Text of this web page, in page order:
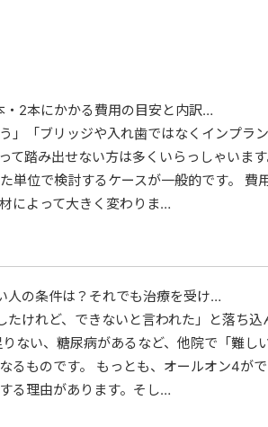
・2本にかかる費用の目安と内訳…
」「ブリッジや入れ歯ではなくインプラ
て踏み出せない方は多くいらっしゃいま
単位で検討するケースが一般的です。 費
によって大きく変わりま…
人の条件は？それでも治療を受け…
たけれど、できないと言われた」と落ち
ない、糖尿病があるなど、他院で「難し
るものです。 もっとも、オールオン4が
る理由があります。そし…